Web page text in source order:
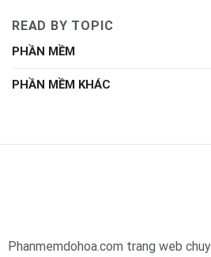
READ BY TOPIC
PHẦN MỀM
PHẦN MỀM KHÁC
Phanmemdohoa.com trang web